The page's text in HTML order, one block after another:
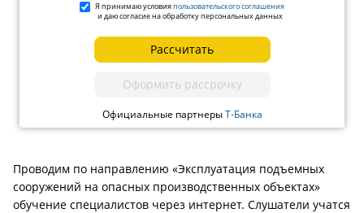
Я принимаю условияпользовательского соглашения
и даю согласие на обработку персональных данных
Рассчитать
Оформить рассрочку
Официальные партнерыТ-Банка
Проводим по направлению «Эксплуатация подъемных
сооружений на опасных производственных объектах»
обучение специалистов через интернет. Слушатели учатся